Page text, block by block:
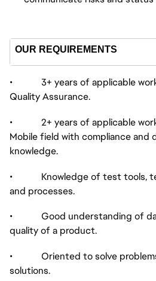
OUR REQUIREMENTS
• 3+ years of applicable work
Quality Assurance.
• 2+ years of applicable work
Mobile field with compliance and
knowledge.
• Knowledge of test tools,
and processes.
• Good understanding of
quality of a product.
• Oriented to solve problems
solutions.